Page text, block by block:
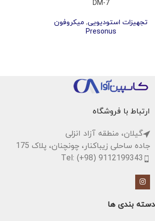
DM-7
تجهیزات استودیویی, میکروفون
Presonus
ارتباط با فروشگاه
گیلان، منطقه آزاد انزلی
جاده ساحلی زیباکنار، چونچنان، پلاک 175
Tel: (+98) 9112199343
دسته بندی ها